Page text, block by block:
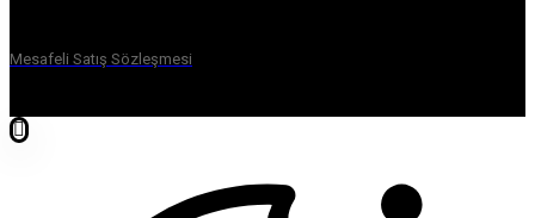
Mesafeli Satış Sözleşmesi